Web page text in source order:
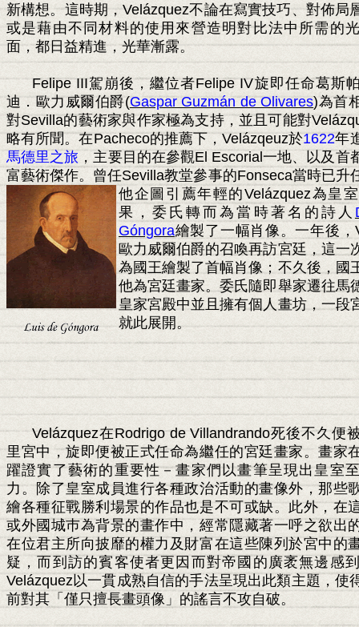
新構想。這時期，Velázquez不論在寫實技巧、對佈局
或是藉由不同材料的使用來營造明對比法中所需的
面，都日益精進，光華漸露。
Felipe III駕崩後，繼位者Felipe IV旋即任命葛斯
迪．歐力威爾伯爵(Gaspar Guzmán de Olivares)為首
對Sevilla的藝術家與作家極為支持，並且可能對
略有所聞。在Pacheco的推薦下，Velázqeuz於1622年
馬德里之旅 ，主要目的在參觀El Escorial一地、以及首
富藝術傑作。曾任Sevilla教堂參事的Fonseca當時已升
他企圖引薦年輕的Velázquez為皇
果，委氏轉而為當時著名的詩人
Góngora繪製了一幅肖像。一年後，
歐力威爾伯爵的召喚再訪宮廷，這一
為國王繪製了首幅肖像；不久後，國
他為宮廷畫家。委氏隨即舉家遷往馬
皇家宮殿中並且擁有個人畫坊，一段
就此展開。
Velázquez在Rodrigo de Villandrando死後不久便
里宮中，旋即便被正式任命為繼任的宮廷畫家。畫家
躍證實了藝術的重要性－畫家們以畫筆呈現出皇室
力。除了皇室成員進行各種政治活動的畫像外，那些
繪各種征戰勝利場景的作品也是不可或缺。此外，在
或外國城巿為背景的畫作中，經常隱藏著一呼之欲出
在位君主所向披靡的權力及財富在這些陳列於宮中的
疑，而到訪的賓客使者更因而對帝國的廣袤無邊感
Velázquez以一貫成熟自信的手法呈現出此類主題，使
前對其「僅只擅長畫頭像」的謠言不攻自破。